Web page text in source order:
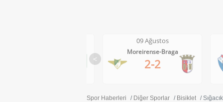
<
09 Ağustos
Gil Vicente-Rio Ave
1-0
Spor Haberleri Diğer Sporlar Bisiklet